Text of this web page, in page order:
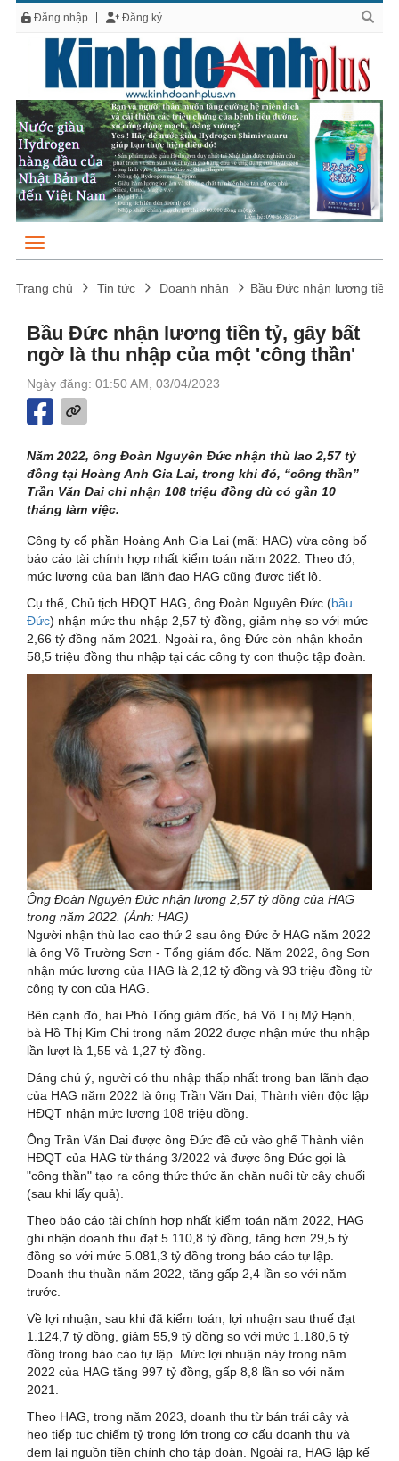
Đăng nhập Đăng ký
Trang chủ Tin tức Doanh nhân Bầu Đức nhận lương tiền
Bầu Đức nhận lương tiền tỷ, gây bất
ngờ là thu nhập của một 'công thần'
Ngày đăng: 01:50 AM, 03/04/2023
Năm 2022, ông Đoàn Nguyên Đức nhận thù lao 2,57 tỷ
đồng tại Hoàng Anh Gia Lai, trong khi đó, “công thần”
Trần Văn Dai chỉ nhận 108 triệu đồng dù có gần 10
tháng làm việc.
Công ty cổ phần Hoàng Anh Gia Lai (mã: HAG) vừa công bố
báo cáo tài chính hợp nhất kiểm toán năm 2022. Theo đó,
mức lương của ban lãnh đạo HAG cũng được tiết lộ.
Cụ thể, Chủ tịch HĐQT HAG, ông Đoàn Nguyên Đức (bầu
Đức) nhận mức thu nhập 2,57 tỷ đồng, giảm nhẹ so với mức
2,66 tỷ đồng năm 2021. Ngoài ra, ông Đức còn nhận khoản
58,5 triệu đồng thu nhập tại các công ty con thuộc tập đoàn.
Ông Đoàn Nguyên Đức nhận lương 2,57 tỷ đồng của HAG
trong năm 2022. (Ảnh: HAG)
Người nhận thù lao cao thứ 2 sau ông Đức ở HAG năm 2022
là ông Võ Trường Sơn - Tổng giám đốc. Năm 2022, ông Sơn
nhận mức lương của HAG là 2,12 tỷ đồng và 93 triệu đồng từ
công ty con của HAG.
Bên cạnh đó, hai Phó Tổng giám đốc, bà Võ Thị Mỹ Hạnh,
bà Hồ Thị Kim Chi trong năm 2022 được nhận mức thu nhập
lần lượt là 1,55 và 1,27 tỷ đồng.
Đáng chú ý, người có thu nhập thấp nhất trong ban lãnh đạo
của HAG năm 2022 là ông Trần Văn Dai, Thành viên độc lập
HĐQT nhận mức lương 108 triệu đồng.
Ông Trần Văn Dai được ông Đức đề cử vào ghế Thành viên
HĐQT của HAG từ tháng 3/2022 và được ông Đức gọi là
"công thần" tạo ra công thức thức ăn chăn nuôi từ cây chuối
(sau khi lấy quả).
Theo báo cáo tài chính hợp nhất kiểm toán năm 2022, HAG
ghi nhận doanh thu đạt 5.110,8 tỷ đồng, tăng hơn 29,5 tỷ
đồng so với mức 5.081,3 tỷ đồng trong báo cáo tự lập.
Doanh thu thuần năm 2022, tăng gấp 2,4 lần so với năm
trước.
Về lợi nhuận, sau khi đã kiểm toán, lợi nhuận sau thuế đạt
1.124,7 tỷ đồng, giảm 55,9 tỷ đồng so với mức 1.180,6 tỷ
đồng trong báo cáo tự lập. Mức lợi nhuận này trong năm
2022 của HAG tăng 997 tỷ đồng, gấp 8,8 lần so với năm
2021.
Theo HAG, trong năm 2023, doanh thu từ bán trái cây và
heo tiếp tục chiếm tỷ trọng lớn trong cơ cấu doanh thu và
đem lại nguồn tiền chính cho tập đoàn. Ngoài ra, HAG lập kế